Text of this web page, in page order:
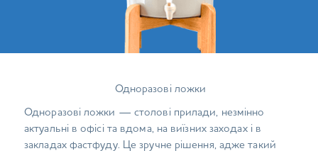
Одноразові ложки
Одноразові ложки — столові прилади, незмінно
актуальні в офісі та вдома, на виїзних заходах і в
закладах фастфуду. Це зручне рішення, адже такий